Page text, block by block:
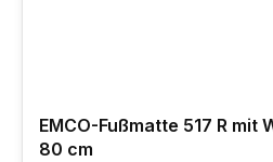
EMCO-Fußmatte 517 R mit
80 cm